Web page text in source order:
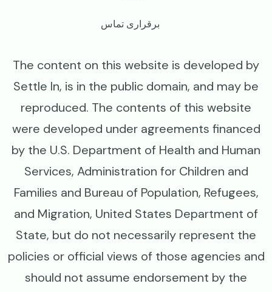
برقراری تماس
The content on this website is developed by
Settle In, is in the public domain, and may be
reproduced. The contents of this website
were developed under agreements financed
by the U.S. Department of Health and Human
Services, Administration for Children and
Families and Bureau of Population, Refugees,
and Migration, United States Department of
State, but do not necessarily represent the
policies or official views of those agencies and
should not assume endorsement by the